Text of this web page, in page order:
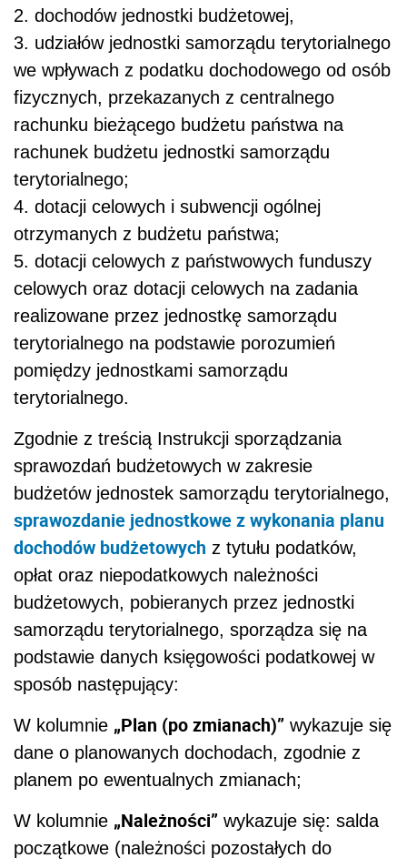
2. dochodów jednostki budżetowej,
3. udziałów jednostki samorządu terytorialnego
we wpływach z podatku dochodowego od osób
fizycznych, przekazanych z centralnego
rachunku bieżącego budżetu państwa na
rachunek budżetu jednostki samorządu
terytorialnego;
4. dotacji celowych i subwencji ogólnej
otrzymanych z budżetu państwa;
5. dotacji celowych z państwowych funduszy
celowych oraz dotacji celowych na zadania
realizowane przez jednostkę samorządu
terytorialnego na podstawie porozumień
pomiędzy jednostkami samorządu
terytorialnego.
Zgodnie z treścią Instrukcji sporządzania
sprawozdań budżetowych w zakresie
budżetów jednostek samorządu terytorialnego,
sprawozdanie jednostkowe z wykonania planu
dochodów budżetowych z tytułu podatków,
opłat oraz niepodatkowych należności
budżetowych, pobieranych przez jednostki
samorządu terytorialnego, sporządza się na
podstawie danych księgowości podatkowej w
sposób następujący:
W kolumnie „Plan (po zmianach)” wykazuje się
dane o planowanych dochodach, zgodnie z
planem po ewentualnych zmianach;
W kolumnie „Należności” wykazuje się: salda
początkowe (należności pozostałych do